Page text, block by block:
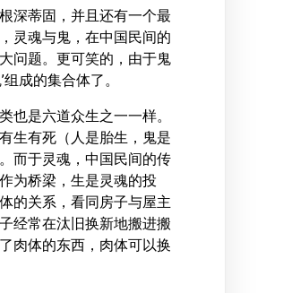
深蒂固，并且还有一个最
灵魂与鬼，在中国民间的
问题。更可笑的，由于鬼
成的集合体了。
也是六道众生之一一样。
生有死（人是胎生，鬼是
而于灵魂，中国民间的传
为桥梁，生是灵魂的投
的关系，看同房子与屋主
经常在汰旧换新地搬进搬
肉体的东西，肉体可以换